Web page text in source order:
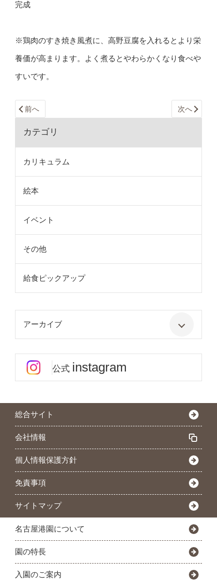
完成
※鶏肉のすき焼き風煮に、高野豆腐を入れるとより栄
養価が高まります。よく煮るとやわらかくなり食べや
すいです。
前へ 次へ
カテゴリ
カリキュラム
絵本
イベント
その他
給食ピックアップ
アーカイブ
公式 instagram
総合サイト
会社情報
個人情報保護方針
免責事項
サイトマップ
名古屋港園について
園の特長
入園のご案内